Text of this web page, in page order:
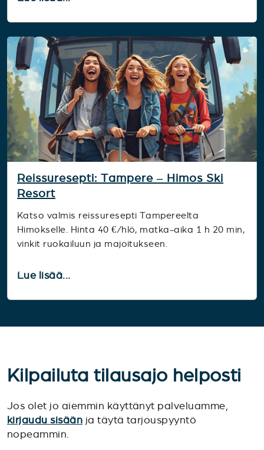
Reissuresepti: Tampere – Himos Ski
Resort
Katso valmis reissuresepti Tampereelta
Himokselle. Hinta 40 €/hlö, matka-aika 1 h 20 min,
vinkit ruokailuun ja majoitukseen.
Lue lisää...
Kilpailuta tilausajo helposti
Jos olet jo aiemmin käyttänyt palveluamme,
kirjaudu sisään ja täytä tarjouspyyntö
nopeammin.